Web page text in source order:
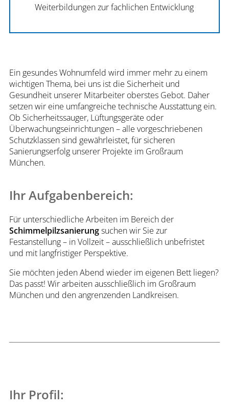
Weiterbildungen zur fachlichen Entwicklung
Ein gesundes Wohnumfeld wird immer mehr zu einem
wichtigen Thema, bei uns ist die Sicherheit und
Gesundheit unserer Mitarbeiter oberstes Gebot. Daher
setzen wir eine umfangreiche technische Ausstattung ein.
Ob Sicherheitssauger, Lüftungsgeräte oder
Überwachungseinrichtungen – alle vorgeschriebenen
Schutzklassen sind gewährleistet, für sicheren
Sanierungserfolg unserer Projekte im Großraum
München.
Ihr Aufgabenbereich:
Für unterschiedliche Arbeiten im Bereich der
Schimmelpilzsanierungsuchen wir Sie zur
Festanstellung – in Vollzeit – ausschließlich unbefristet
und mit langfristiger Perspektive.
Sie möchten jeden Abend wieder im eigenen Bett liegen?
Das passt! Wir arbeiten ausschließlich im Großraum
München und den angrenzenden Landkreisen.
Ihr Profil: